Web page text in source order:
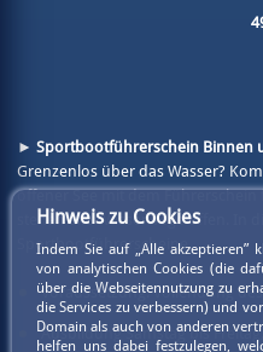
► Sportbootführerschein Binnen
Grenzenlos über das Wasser?
offener See mit dem
stehen alle Wasserwege offen. In
Sportbootführerscheine.
Voraussetzung: Vollendung
Ausbildung Samstag bis
Hinweis zu Cookies
Indem Sie auf „Alle akzeptieren”
von analytischen Cookies (die
über die Webseitennutzung zu
die Services zu verbessern) und
Domain als auch von anderen
helfen uns dabei festzulegen,